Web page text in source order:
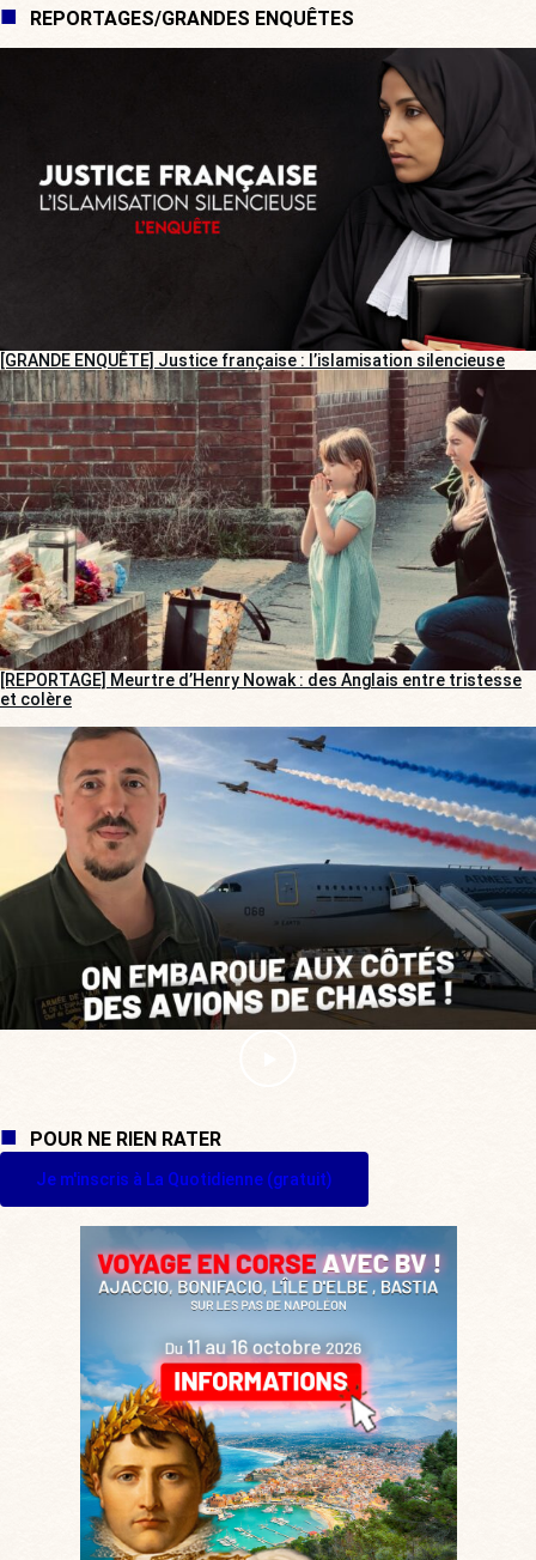
REPORTAGES/GRANDES ENQUÊTES
[GRANDE ENQUÊTE] Justice française : l’islamisation silencieuse
[REPORTAGE] Meurtre d’Henry Nowak : des Anglais entre tristesse
et colère
POUR NE RIEN RATER
Je m'inscris à La Quotidienne (gratuit)